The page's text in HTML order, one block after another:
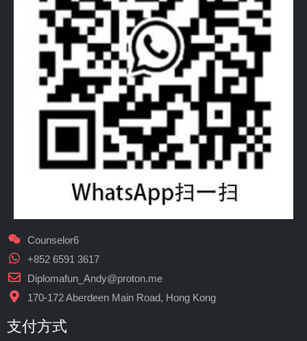
Counselor6
+852 6591 3617
Diplomafun_Andy@proton.me
170-172 Aberdeen Main Road, Hong Kong
支付方式